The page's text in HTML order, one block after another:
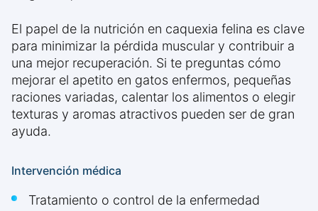
El papel de la nutrición en caquexia felina es clave
para minimizar la pérdida muscular y contribuir a
una mejor recuperación. Si te preguntas cómo
mejorar el apetito en gatos enfermos, pequeñas
raciones variadas, calentar los alimentos o elegir
texturas y aromas atractivos pueden ser de gran
ayuda.
Intervención médica
Tratamiento o control de la enfermedad